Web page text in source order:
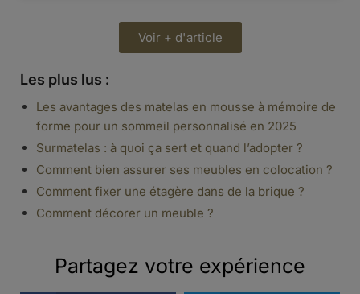
Voir + d'article
Les plus lus :
Les avantages des matelas en mousse à mémoire de
forme pour un sommeil personnalisé en 2025
Surmatelas : à quoi ça sert et quand l’adopter ?
Comment bien assurer ses meubles en colocation ?
Comment fixer une étagère dans de la brique ?
Comment décorer un meuble ?
Partagez votre expérience